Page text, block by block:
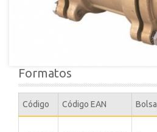
Formatos
Código Código EAN Bolsa